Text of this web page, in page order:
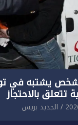
يشتبه في
بالاحتجاز
اعتداء
النار عمدا.
الجديد بريس